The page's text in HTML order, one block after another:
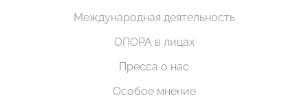
Международная деятельность
ОПОРА в лицах
Пресса о нас
Особое мнение